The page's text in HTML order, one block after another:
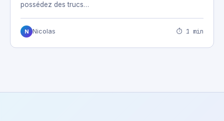
possédez des trucs…
N Nicolas ⏱ 1 min